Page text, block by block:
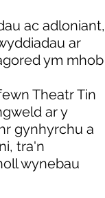
ac adloniant,
ar
ym mhob
Theatr Tin
ar y
gynhyrchu a
tra'n
wynebau